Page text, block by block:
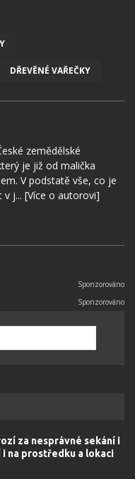
DŘEVĚNÉ VAŘEČKY
zemědělské
je již od malička
V podstatě vše, co je
v j... [Více o autorovi]
za nesprávné sekání i
na prostředku a lokaci